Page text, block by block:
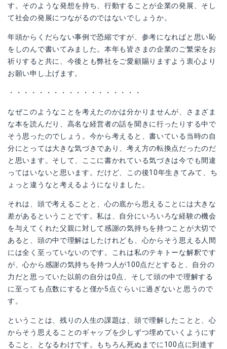
す。そのような発想を持ち、行動することが企業の発展、そし
て社会の発展につながるのではないでしょうか。
年頭からくだらない事例で恐縮ですが、参考になればと思い恥
をしのんで書いてみました。本年も皆さまの企業のご繁栄をお
祈りすると共に、今後とも弊社をご愛顧賜りますよう衷心より
お願い申し上げます。
・・・・・・・・・・・・・・・・・・
なぜこのようなことを考えたのかは分かりませんが、さまざま
な本を読んだり、高名な経営者の話を聞きに行ったりする中で
そう思ったのでしょう。今から考えると、書いている当時の自
分にとっては大きな気づきであり、考え方の転換点だったのだ
と思います。そして、ここに書かれている気づきは今でも間違
ってはいないと思います。だけど、この後10年生きてみて、ち
ょっと違うなと考えるようになりました。
それは、頭で考えることと、心の底から思えることには大きな
差があるということです。私は、自分にいろいろな経験の機会
を与えてくれた父親に対して感謝の気持ちを持つことが大切で
あると、頭の中で理解はしたけれども、心からそう思える人間
には全く至っていないのです。これは私のテキトーな解釈です
が、心から感謝の気持ちを持つ人が100点だとすると、自分の
力だと思っていた以前の自分は0点、そして頭の中で理解する
に至っても点数にすると僅か5点ぐらいに過ぎないと思うので
す。
ということは、残りの人生の課題は、頭で理解したことと、心
からそう思えることのギャップを少しずつ埋めていくようにす
ること、となるわけです。もちろん死ぬまでに100点に到達す